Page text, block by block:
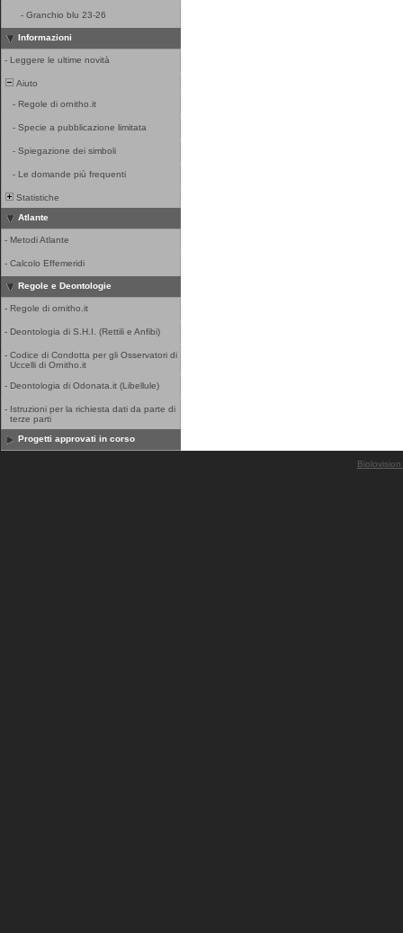
- Granchio blu 23-26
Informazioni
- Leggere le ultime novità
Aiuto
- Regole di ornitho.it
- Specie a pubblicazione limitata
- Spiegazione dei simboli
- Le domande più frequenti
Statistiche
Atlante
- Metodi Atlante
- Calcolo Effemeridi
Regole e Deontologie
- Regole di ornitho.it
- Deontologia di S.H.I. (Rettili e Anfibi)
- Codice di Condotta per gli Osservatori di
Uccelli di Ornitho.it
- Deontologia di Odonata.it (Libellule)
- Istruzioni per la richiesta dati da parte di
terze parti
Progetti approvati in corso
Biolovision